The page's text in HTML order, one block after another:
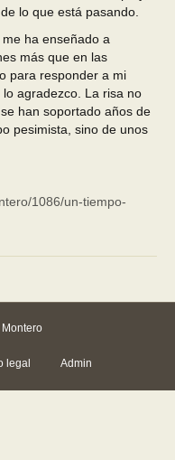
lo que está pasando.
ha enseñado a
más que en las
para responder a mi
agradezco. La risa no
han soportado años de
pesimista, sino de unos
1086/un-tiempo-
legal Admin